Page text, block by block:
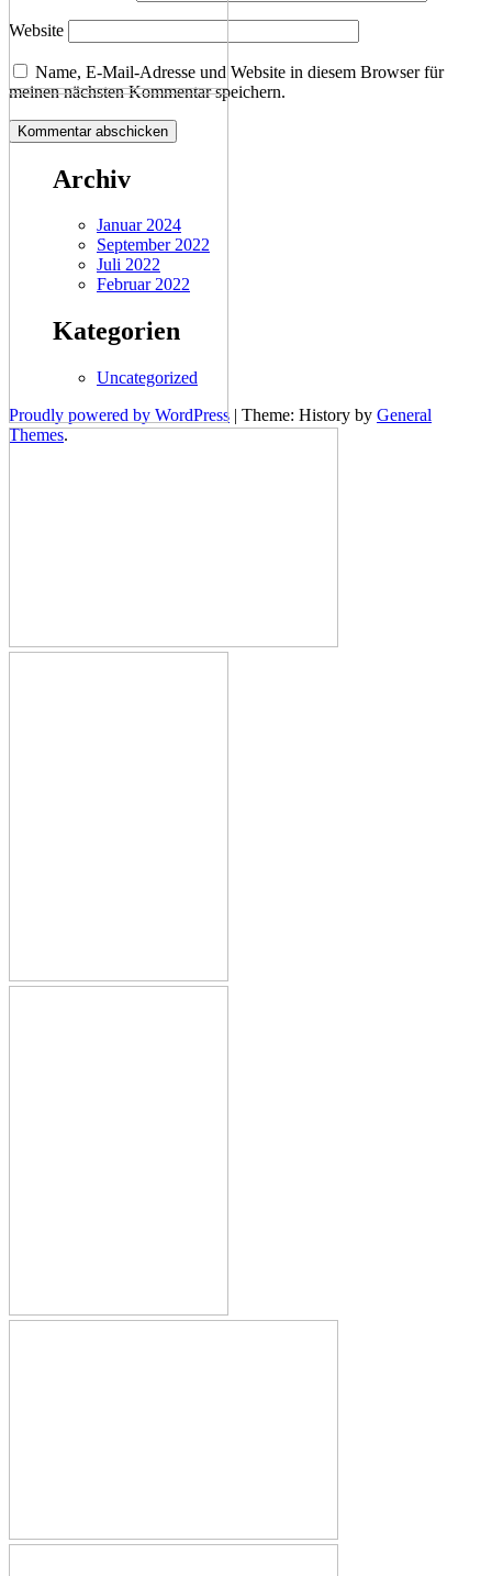
Website
Name, E-Mail-Adresse und Website in diesem Browser für
meinen nächsten Kommentar speichern.
Archiv
Januar 2024
September 2022
Juli 2022
Februar 2022
Kategorien
Uncategorized
Proudly powered by WordPress | Theme: History by General
Themes.